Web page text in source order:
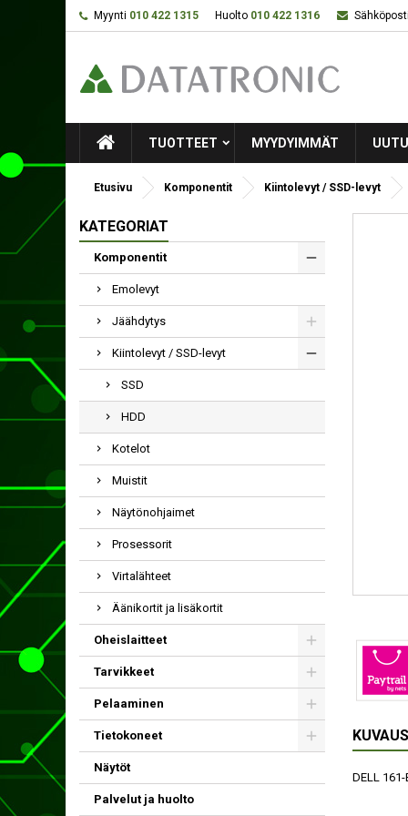
Myynti 010 422 1315 Huolto 010 422 1316
TUOTTEET MYYDYIMMÄT
Etusivu Komponentit Kiintolevyt / SSD-levyt
KATEGORIAT
Komponentit
Emolevyt
Jäähdytys
Kiintolevyt / SSD-levyt
SSD
HDD
Kotelot
Muistit
Näytönohjaimet
Prosessorit
Virtalähteet
Äänikortit ja lisäkortit
Oheislaitteet
Tarvikkeet
Pelaaminen
Tietokoneet
Näytöt
Palvelut ja huolto
KUVAUS
DELL